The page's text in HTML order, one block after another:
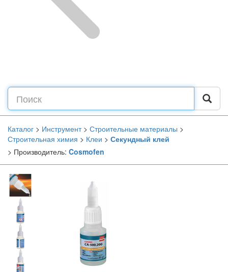
Каталог > Инструмент> Строительные материалы >
Строительная химия > Клеи > Секундный клей
> Производитель: Cosmofen